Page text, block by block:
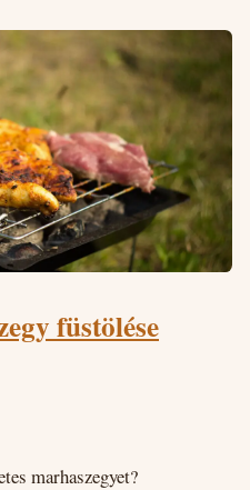
füstölése
marhaszegyet?